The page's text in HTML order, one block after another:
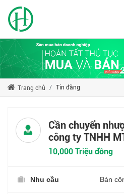
Trang chủ Tin đăng
Cần chuyển
công ty TNHH
10,000 Triệu đồng
Nhu cầu Bán